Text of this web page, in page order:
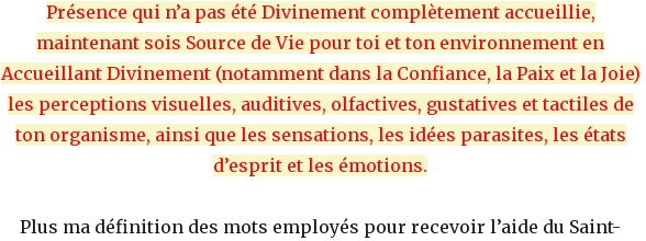
Présence qui n’a pas été Divinement complètement accueillie,
maintenant sois Source de Vie pour toi et ton environnement en
Accueillant Divinement (notamment dans la Confiance, la Paix et la Joie)
les perceptions visuelles, auditives, olfactives, gustatives et tactiles de
ton organisme, ainsi que les sensations, les idées parasites, les états
d’esprit et les émotions.
Plus ma définition des mots employés pour recevoir l’aide du Saint-